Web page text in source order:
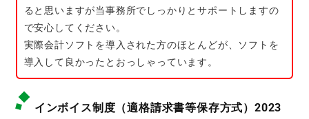
ると思いますが当事務所でしっかりとサポートしますの
で安心してください。
実際会計ソフトを導入された方のほとんどが、ソフトを
導入して良かったとおっしゃっています。
インボイス制度（適格請求書等保存方式）2023